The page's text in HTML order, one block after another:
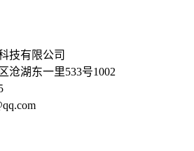
技有限公司
沧湖东一里533号1002